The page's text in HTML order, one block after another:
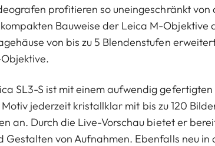
profitieren so uneingeschränkt
Bauweise der Leica M-Objektive
von bis zu 5 Blendenstufen
SL3-S ist mit einem aufwendig
jederzeit kristallklar mit bis zu 120
an. Durch die Live-Vorschau bietet er
Gestalten von Aufnahmen. Ebenfalls neu